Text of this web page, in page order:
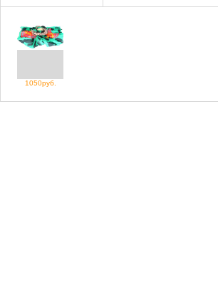
1050руб.